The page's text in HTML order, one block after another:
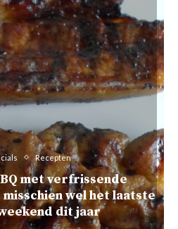
Recepten
met verfrissende
wel het laatste
dit jaar